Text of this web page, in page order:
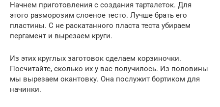
Начнем приготовления с создания тарталеток. Для
этого разморозим слоеное тесто. Лучше брать его
пластины. С не раскатанного пласта теста убираем
пергамент и вырезаем круги.
Из этих круглых заготовок сделаем корзиночки.
Посчитайте, сколько их у вас получилось. Из половины
мы вырезаем окантовку. Она послужит бортиком для
начинки.